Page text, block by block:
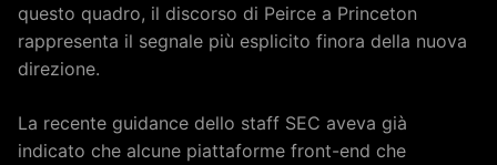
questo quadro, il discorso di Peirce a Princeton
rappresenta il segnale più esplicito finora della nuova
direzione.
La recente guidance dello staff SEC aveva già
indicato che alcune piattaforme front-end che